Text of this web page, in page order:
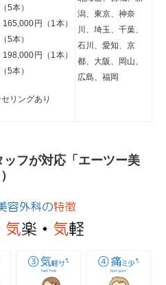
5本）
円（1本）
5本）
円（1本）
5本）
リングあり
潟、東京、神奈
川、埼玉、千葉、
石川、愛知、京
都、大阪、岡山、
広島、福岡
フが対応「エーツー美